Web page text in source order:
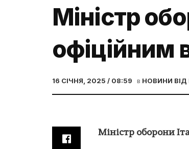
Міністр
офіційним
16 СІЧНЯ, 2025 / 08:59 в НОВИНИ ВІД
Міністр оборони